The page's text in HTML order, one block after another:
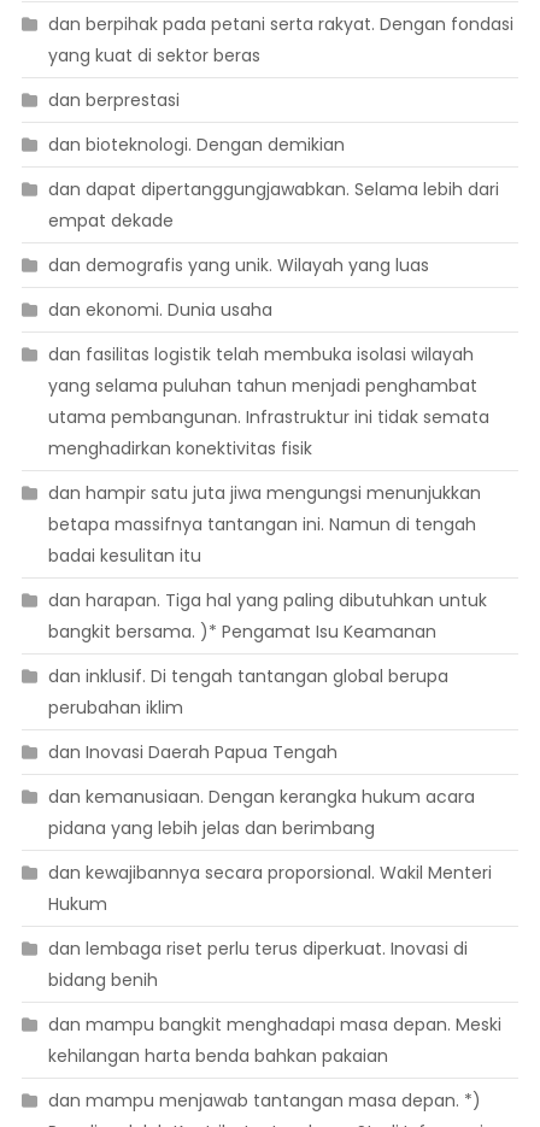
dan berpihak pada petani serta rakyat. Dengan fondasi
yang kuat di sektor beras
dan berprestasi
dan bioteknologi. Dengan demikian
dan dapat dipertanggungjawabkan. Selama lebih dari
empat dekade
dan demografis yang unik. Wilayah yang luas
dan ekonomi. Dunia usaha
dan fasilitas logistik telah membuka isolasi wilayah
yang selama puluhan tahun menjadi penghambat
utama pembangunan. Infrastruktur ini tidak semata
menghadirkan konektivitas fisik
dan hampir satu juta jiwa mengungsi menunjukkan
betapa massifnya tantangan ini. Namun di tengah
badai kesulitan itu
dan harapan. Tiga hal yang paling dibutuhkan untuk
bangkit bersama. )* Pengamat Isu Keamanan
dan inklusif. Di tengah tantangan global berupa
perubahan iklim
dan Inovasi Daerah Papua Tengah
dan kemanusiaan. Dengan kerangka hukum acara
pidana yang lebih jelas dan berimbang
dan kewajibannya secara proporsional. Wakil Menteri
Hukum
dan lembaga riset perlu terus diperkuat. Inovasi di
bidang benih
dan mampu bangkit menghadapi masa depan. Meski
kehilangan harta benda bahkan pakaian
dan mampu menjawab tantangan masa depan. *)